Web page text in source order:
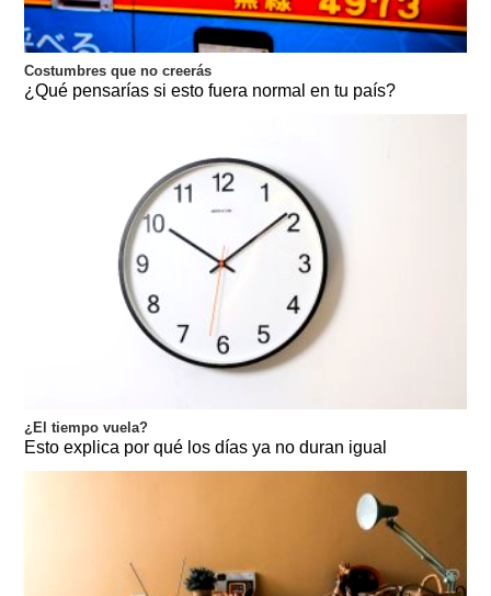
Costumbres que no creerás
¿Qué pensarías si esto fuera normal en tu país?
¿El tiempo vuela?
Esto explica por qué los días ya no duran igual